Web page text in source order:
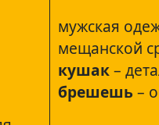
мужская
мещанской
кушак–
брешешь –